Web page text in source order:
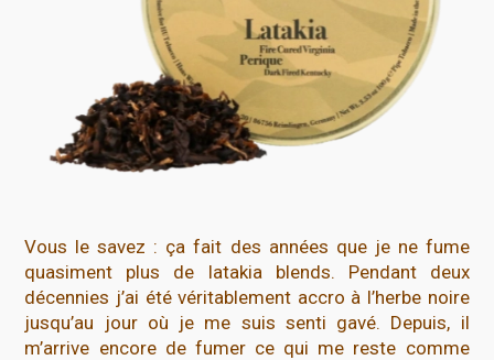
Vous le savez : ça fait des années que je ne fume
quasiment plus de latakia blends. Pendant deux
décennies j’ai été véritablement accro à l’herbe noire
jusqu’au jour où je me suis senti gavé. Depuis, il
m’arrive encore de fumer ce qui me reste comme